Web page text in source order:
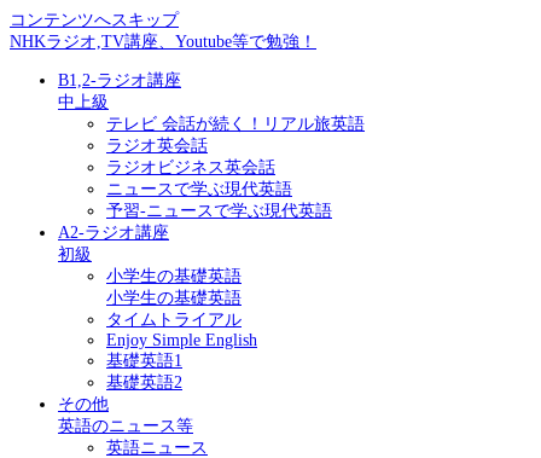
コンテンツへスキップ
NHKラジオ,TV講座、Youtube等で勉強！
B1,2-ラジオ講座
中上級
テレビ 会話が続く！リアル旅英語
ラジオ英会話
ラジオビジネス英会話
ニュースで学ぶ現代英語
予習-ニュースで学ぶ現代英語
A2-ラジオ講座
初級
小学生の基礎英語
小学生の基礎英語
タイムトライアル
Enjoy Simple English
基礎英語1
基礎英語2
その他
英語のニュース等
英語ニュース